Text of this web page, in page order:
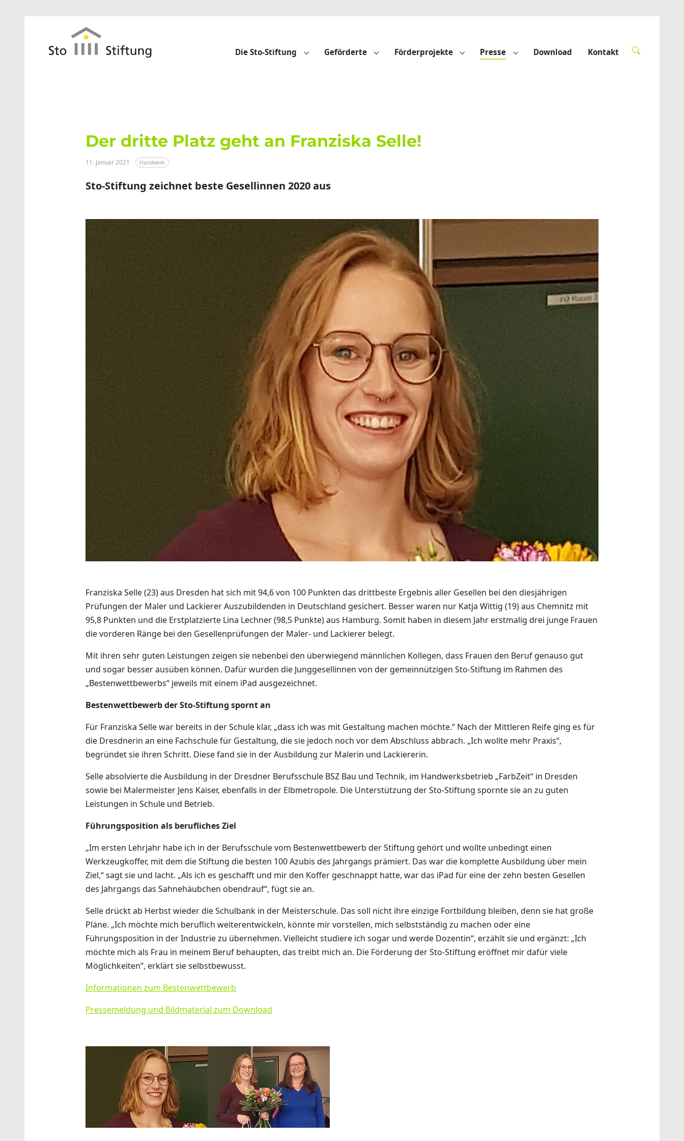
Die Sto-Stiftung Submenu for "Die Sto-Stiftung"
Geförderte Submenu for "Geförderte"
Förderprojekte Submenu for "Förderprojekte"
Presse Submenu for "Presse"
Download Kontakt
Der dritte Platz geht an Franziska Selle!
11. Januar 2021 Handwerk
Sto-Stiftung zeichnet beste Gesellinnen 2020 aus
Franziska Selle (23) aus Dresden hat sich mit 94,6 von 100 Punkten das drittbeste Ergebnis aller Gesellen bei den diesjährigen
Prüfungen der Maler und Lackierer Auszubildenden in Deutschland gesichert. Besser waren nur Katja Wittig (19) aus Chemnitz mit
95,8 Punkten und die Erstplatzierte Lina Lechner (98,5 Punkte) aus Hamburg. Somit haben in diesem Jahr erstmalig drei junge Frauen
die vorderen Ränge bei den Gesellenprüfungen der Maler- und Lackierer belegt.
Mit ihren sehr guten Leistungen zeigen sie nebenbei den überwiegend männlichen Kollegen, dass Frauen den Beruf genauso gut
und sogar besser ausüben können. Dafür wurden die Junggesellinnen von der gemeinnützigen Sto-Stiftung im Rahmen des
„Bestenwettbewerbs“ jeweils mit einem iPad ausgezeichnet.
Bestenwettbewerb der Sto-Stiftung spornt an
Für Franziska Selle war bereits in der Schule klar, „dass ich was mit Gestaltung machen möchte.“ Nach der Mittleren Reife ging es für
die Dresdnerin an eine Fachschule für Gestaltung, die sie jedoch noch vor dem Abschluss abbrach. „Ich wollte mehr Praxis“,
begründet sie ihren Schritt. Diese fand sie in der Ausbildung zur Malerin und Lackiererin.
Selle absolvierte die Ausbildung in der Dresdner Berufsschule BSZ Bau und Technik, im Handwerksbetrieb „FarbZeit“ in Dresden
sowie bei Malermeister Jens Kaiser, ebenfalls in der Elbmetropole. Die Unterstützung der Sto-Stiftung spornte sie an zu guten
Leistungen in Schule und Betrieb.
Führungsposition als berufliches Ziel
„Im ersten Lehrjahr habe ich in der Berufsschule vom Bestenwettbewerb der Stiftung gehört und wollte unbedingt einen
Werkzeugkoffer, mit dem die Stiftung die besten 100 Azubis des Jahrgangs prämiert. Das war die komplette Ausbildung über mein
Ziel,“ sagt sie und lacht. „Als ich es geschafft und mir den Koffer geschnappt hatte, war das iPad für eine der zehn besten Gesellen
des Jahrgangs das Sahnehäubchen obendrauf“, fügt sie an.
Selle drückt ab Herbst wieder die Schulbank in der Meisterschule. Das soll nicht ihre einzige Fortbildung bleiben, denn sie hat große
Pläne. „Ich möchte mich beruflich weiterentwickeln, könnte mir vorstellen, mich selbstständig zu machen oder eine
Führungsposition in der Industrie zu übernehmen. Vielleicht studiere ich sogar und werde Dozentin“, erzählt sie und ergänzt: „Ich
möchte mich als Frau in meinem Beruf behaupten, das treibt mich an. Die Förderung der Sto-Stiftung eröffnet mir dafür viele
Möglichkeiten“, erklärt sie selbstbewusst.
Informationen zum Bestenwettbewerb
Pressemeldung und Bildmaterial zum Download
Show larger version Show larger version